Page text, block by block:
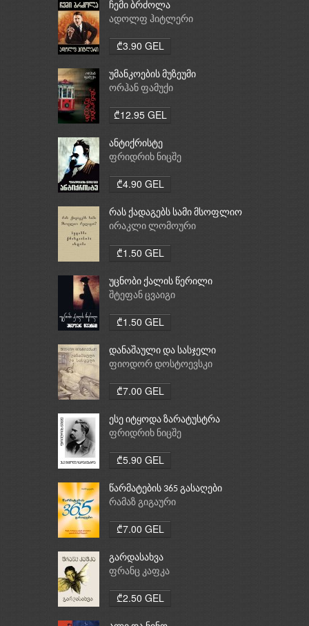
ჩემი ბრძოლა
ადოლფ ჰიტლერი
₾3.90 GEL
უმანკოების მუზეუმი
ორჰან ფამუქი
₾12.95 GEL
ანტიქრისტე
ფრიდრიხ ნიცშე
₾4.90 GEL
რას ქადაგებს სამი მსოფლიო
რელიგია: ბუდიზმი,
ირაკლი ლომოური
₾1.50 GEL
უცნობი ქალის წერილი
შტეფან ცვაიგი
₾1.50 GEL
დანაშაული და სასჯელი
ფიოდორ დოსტოევსკი
₾7.00 GEL
ესე იტყოდა ზარატუსტრა
ფრიდრიხ ნიცშე
₾5.90 GEL
წარმატების 365 გასაღები
რამაზ გიგაური
₾7.00 GEL
გარდასახვა
ფრანც კაფკა
₾2.50 GEL